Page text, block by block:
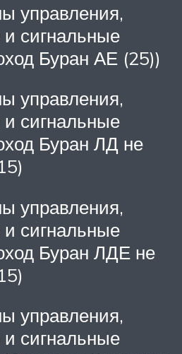
управления,
сигнальные
Буран АЕ (25))
управления,
сигнальные
Буран ЛД не
управления,
сигнальные
Буран ЛДЕ не
управления,
сигнальные